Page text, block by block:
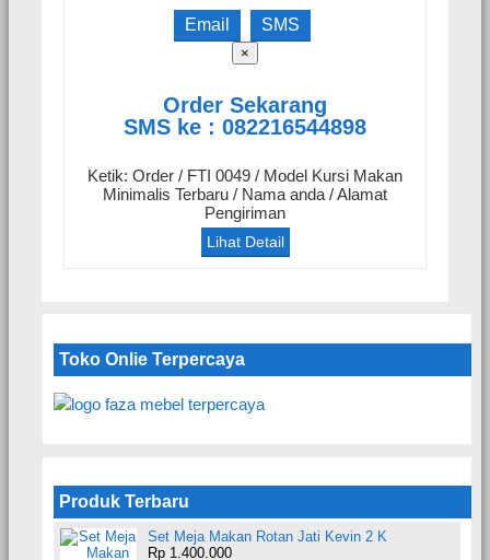
Email SMS
×
Order Sekarang
SMS ke : 082216544898
Ketik: Order / FTI 0049 / Model Kursi Makan
Minimalis Terbaru / Nama anda / Alamat
Pengiriman
Lihat Detail
Toko Onlie Terpercaya
Produk Terbaru
Set Meja Makan Rotan Jati Kevin 2 K
Rp 1.400.000